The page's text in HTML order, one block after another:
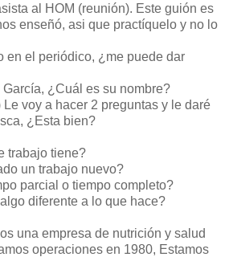
al HOM (reunión). Este guión es
enseñó, asi que practíquelo y no lo
en el periódico, ¿me puede dar
García, ¿Cuál es su nombre?
Le voy a hacer 2 preguntas y le daré
¿Esta bien?
trabajo tiene?
un trabajo nuevo?
parcial o tiempo completo?
diferente a lo que hace?
una empresa de nutrición y salud
operaciones en 1980, Estamos